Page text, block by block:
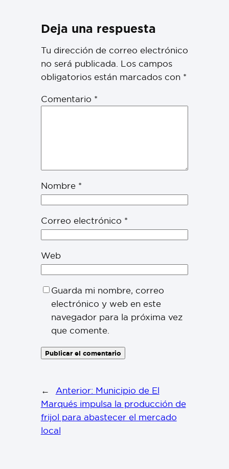
Deja una respuesta
Tu dirección de correo electrónico
no será publicada. Los campos
obligatorios están marcados con *
Comentario *
Nombre *
Correo electrónico *
Web
Guarda mi nombre, correo
electrónico y web en este
navegador para la próxima vez
que comente.
← Anterior: Municipio de El
Marqués impulsa la producción de
frijol para abastecer el mercado
local